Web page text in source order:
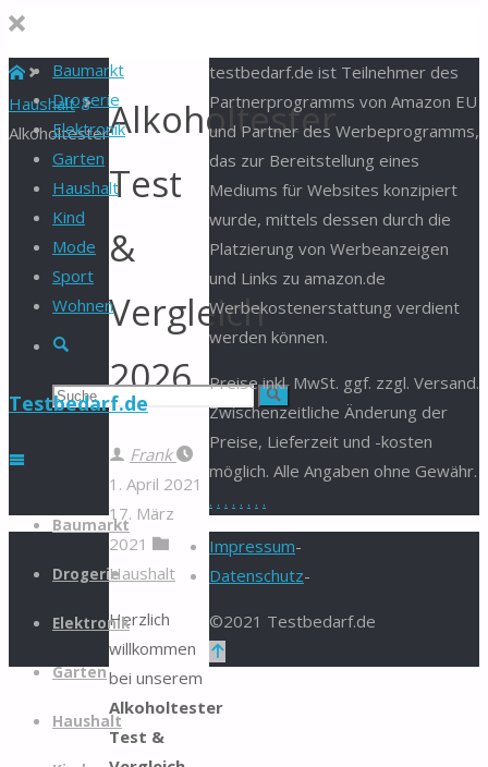
Baumarkt
Drogerie
Elektronik
Garten
Haushalt
Kind
Mode
Sport
Wohnen
Suche
Suchen Suche
Testbedarf.de
Zum
springen
Baumarkt
Drogerie
Elektronik
Garten
Haushalt
Start
Haushalt
AlkoholtesterAlkoholtester
Test
&
Vergleich
2026
Frank
1. April 2021
17. März
2021
Haushalt
Herzlich
willkommen
bei unserem
Alkoholtester
Test &
testbedarf.de ist Teilnehmer des
Partnerprogramms von Amazon EU
und Partner des Werbeprogramms,
das zur Bereitstellung eines
Mediums für Websites konzipiert
wurde, mittels dessen durch die
Platzierung von Werbeanzeigen
und Links zu amazon.de
Werbekostenerstattung verdient
werden können.
Preise inkl. MwSt. ggf. zzgl. Versand.
Zwischenzeitliche Änderung der
Preise, Lieferzeit und -kosten
möglich. Alle Angaben ohne Gewähr.
. . . . . . . .
Impressum-
Datenschutz-
©2021 Testbedarf.de
Zurück
oben